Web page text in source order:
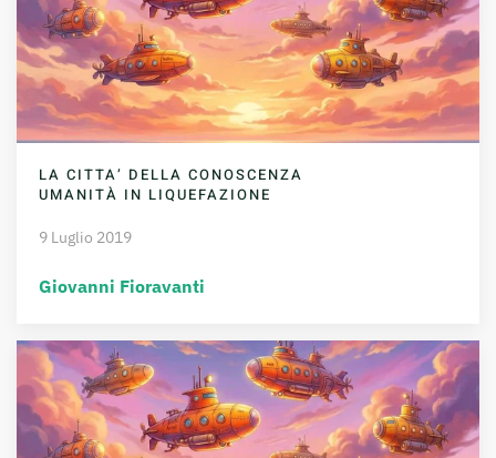
LA CITTA’ DELLA CONOSCENZA
UMANITÀ IN LIQUEFAZIONE
9 Luglio 2019
Giovanni Fioravanti